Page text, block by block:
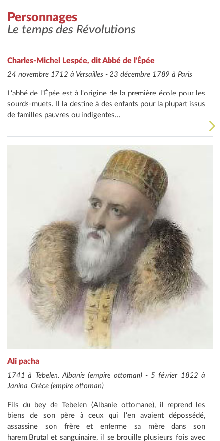
Personnages
Le temps des Révolutions
Charles-Michel Lespée, dit Abbé de l'Épée
24 novembre 1712 à Versailles - 23 décembre 1789 à Paris
L'abbé de l'Épée est à l'origine de la première école pour les
sourds-muets. Il la destine à des enfants pour la plupart issus
de familles pauvres ou indigentes...
Ali pacha
1741 à Tebelen, Albanie (empire ottoman) - 5 février 1822 à
Janina, Grèce (empire ottoman)
Fils du bey de Tebelen (Albanie ottomane), il reprend les
biens de son père à ceux qui l'en avaient dépossédé,
assassine son frère et enferme sa mère dans son
harem.Brutal et sanguinaire, il se brouille plusieurs fois avec